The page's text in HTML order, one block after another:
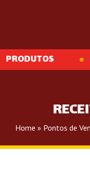
PRODUTOS
Home » Pontos de